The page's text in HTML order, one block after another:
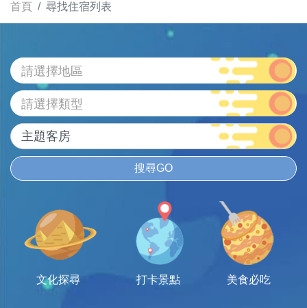
首頁 尋找住宿列表
請選擇地區
請選擇類型
搜尋GO
文化探尋 打卡景點 美食必吃